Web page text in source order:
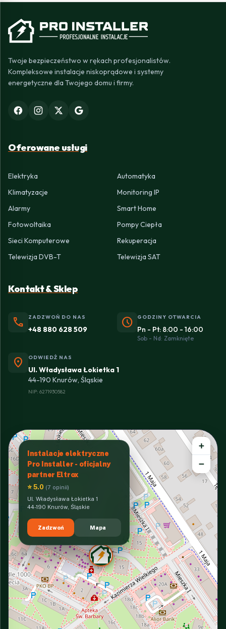
Twoje bezpieczeństwo w rękach profesjonalistów.
Kompleksowe instalacje niskoprądowe i systemy
energetyczne dla Twojego domu i firmy.
Oferowane usługi
Elektryka
Automatyka
Klimatyzacje
Monitoring IP
Alarmy
Smart Home
Fotowoltaika
Pompy Ciepła
Sieci Komputerowe
Rekuperacja
Telewizja DVB-T
Telewizja SAT
Kontakt & Sklep
phone ZADZWOŃ DO NAS
+48 880 628 509 schedule GODZINY OTWARCIA
Pn - Pt: 8:00 - 16:00
Sob - Nd: Zamknięte
location_on ODWIEDŹ NAS
Ul. Władysława Łokietka 1
44-190 Knurów, Śląskie
NIP: 6271930582
Instalacje elektryczne
Pro Installer - oficjalny
partner Eltrox
⭐ 5.0 (7 opinii)
Ul. Władysława Łokietka 1
44-190 Knurów, Śląskie
Zadzwoń Mapa
+
−